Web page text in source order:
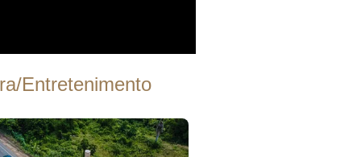
Entretenimento